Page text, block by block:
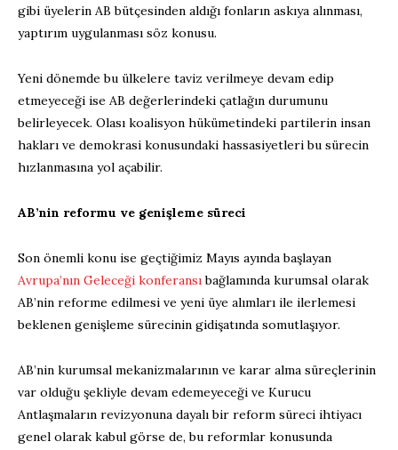
gibi üyelerin AB bütçesinden aldığı fonların askıya alınması,
yaptırım uygulanması söz konusu.
Yeni dönemde bu ülkelere taviz verilmeye devam edip
etmeyeceği ise AB değerlerindeki çatlağın durumunu
belirleyecek. Olası koalisyon hükümetindeki partilerin insan
hakları ve demokrasi konusundaki hassasiyetleri bu sürecin
hızlanmasına yol açabilir.
AB’nin reformu ve genişleme süreci
Son önemli konu ise geçtiğimiz Mayıs ayında başlayan
Avrupa’nın Geleceği konferansıbağlamında kurumsal olarak
AB’nin reforme edilmesi ve yeni üye alımları ile ilerlemesi
beklenen genişleme sürecinin gidişatında somutlaşıyor.
AB’nin kurumsal mekanizmalarının ve karar alma süreçlerinin
var olduğu şekliyle devam edemeyeceği ve Kurucu
Antlaşmaların revizyonuna dayalı bir reform süreci ihtiyacı
genel olarak kabul görse de, bu reformlar konusunda